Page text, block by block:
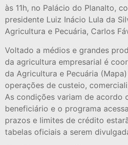
às 11h, no Palácio do Planalto,
presidente Luiz Inácio Lula da
Agricultura e Pecuária, Carlos
Voltado a médios e grandes
da agricultura empresarial é
da Agricultura e Pecuária
operações de custeio,
As condições variam de acordo
beneficiário e o programa
prazos e limites de crédito
tabelas oficiais a serem